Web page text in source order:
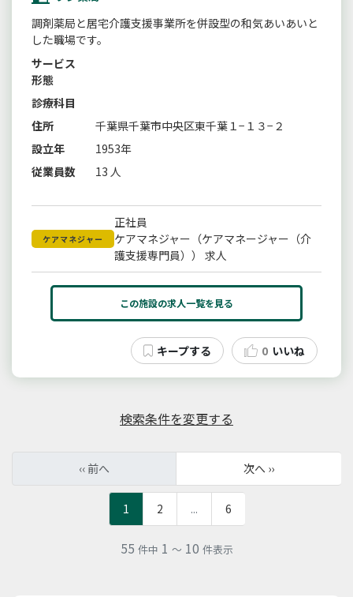
調剤薬局と居宅介護支援事業所を併設型の和気あいあいと
した職場です。
サービス
形態
診療科目
住所
千葉県千葉市中央区東千葉１−１３−２
設立年
1953年
従業員数
13 人
ケアマネジャー
正社員
ケアマネジャー（ケアマネージャー（介
護支援専門員）） 求人
この施設の求人一覧を見る
0 いいね
検索条件を変更する
‹‹ 前へ 次へ ››
1 2 ... 6
55 件中 1 ～ 10 件表示